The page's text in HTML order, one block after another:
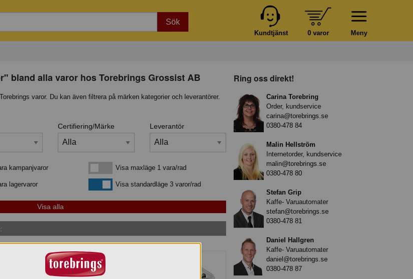
Sök
Meny
0 varor
Kundtjänst
bland alla varor hos Torebrings Grossist AB
varor. Du kan även filtrera på märken kategorier och leverantörer.
Certifiering/Märke Leverantör
kampanjvaror
lagervaror
Visa maxläge 1 vara/rad
Visa maxläge 1 vara/rad
Visa standardlägeVisa standardläge 3 varor/rad
Ring oss direkt!
Carina Torebring
Order, kundservice
carina@torebrings.se
0380-478 84
Malin Hellström
Internetorder, kundservice
malin@torebrings.se
0380-478 80
Stefan Grip
Kaffe- Varuautomater
stefan@torebrings.se
0380-478 81
Daniel Hallgren
Kaffe- Varuautomater
daniel@torebrings.se
0380-478 87